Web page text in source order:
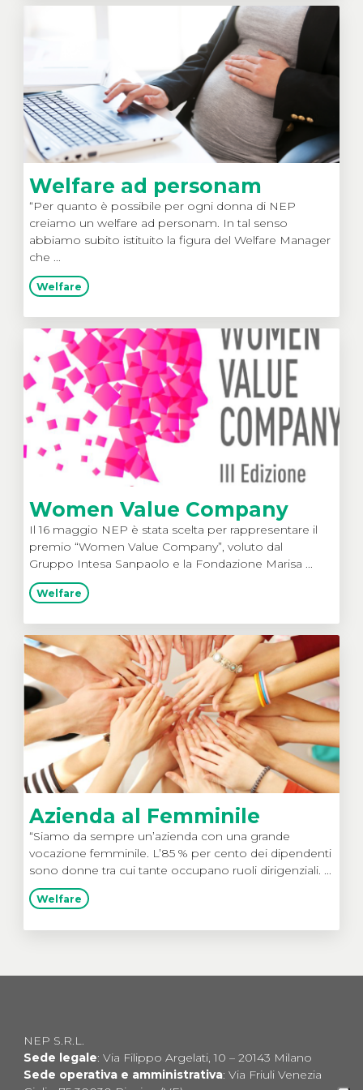
Welfare ad personam
“Per quanto è possibile per ogni donna di NEP
creiamo un welfare ad personam. In tal senso
abbiamo subito istituito la figura del Welfare Manager
che ...
Welfare
Women Value Company
Il 16 maggio NEP è stata scelta per rappresentare il
premio “Women Value Company”, voluto dal
Gruppo Intesa Sanpaolo e la Fondazione Marisa ...
Welfare
Azienda al Femminile
“Siamo da sempre un’azienda con una grande
vocazione femminile. L’85 % per cento dei dipendenti
sono donne tra cui tante occupano ruoli dirigenziali. ...
Welfare
NEP S.R.L.
Sede legale: Via Filippo Argelati, 10 – 20143 Milano
Sede operativa e amministrativa: Via Friuli Venezia